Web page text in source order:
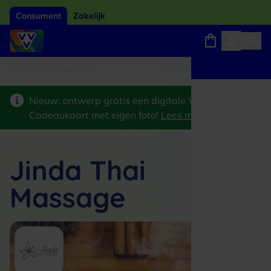
Consument Zakelijk
Nieuw: ontwerp gratis een digitale VVV
Cadeaukaart met eigen foto! Lees meer
Jinda Thai
Massage